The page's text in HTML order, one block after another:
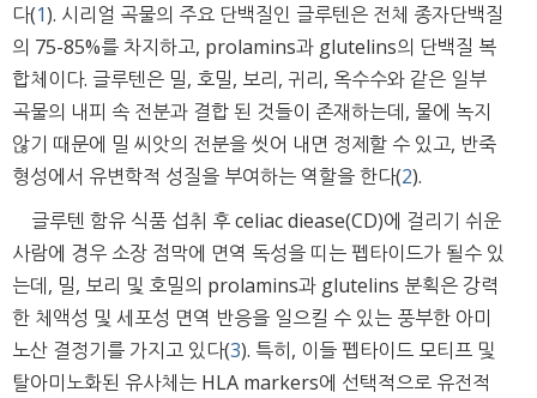
다(1). 시리얼 곡물의 주요 단백질인 글루텐은 전체 종자단백질
의 75-85%를 차지하고, prolamins과 glutelins의 단백질 복
합체이다. 글루텐은 밀, 호밀, 보리, 귀리, 옥수수와 같은 일부
곡물의 내피 속 전분과 결합 된 것들이 존재하는데, 물에 녹지
않기 때문에 밀 씨앗의 전분을 씻어 내면 정제할 수 있고, 반죽
형성에서 유변학적 성질을 부여하는 역할을 한다(2).
글루텐 함유 식품 섭취 후 celiac diease(CD)에 걸리기 쉬운
사람에 경우 소장 점막에 면역 독성을 띠는 펩타이드가 될수 있
는데, 밀, 보리 및 호밀의 prolamins과 glutelins 분획은 강력
한 체액성 및 세포성 면역 반응을 일으킬 수 있는 풍부한 아미
노산 결정기를 가지고 있다(3). 특히, 이들 펩타이드 모티프 및
탈아미노화된 유사체는 HLA markers에 선택적으로 유전적